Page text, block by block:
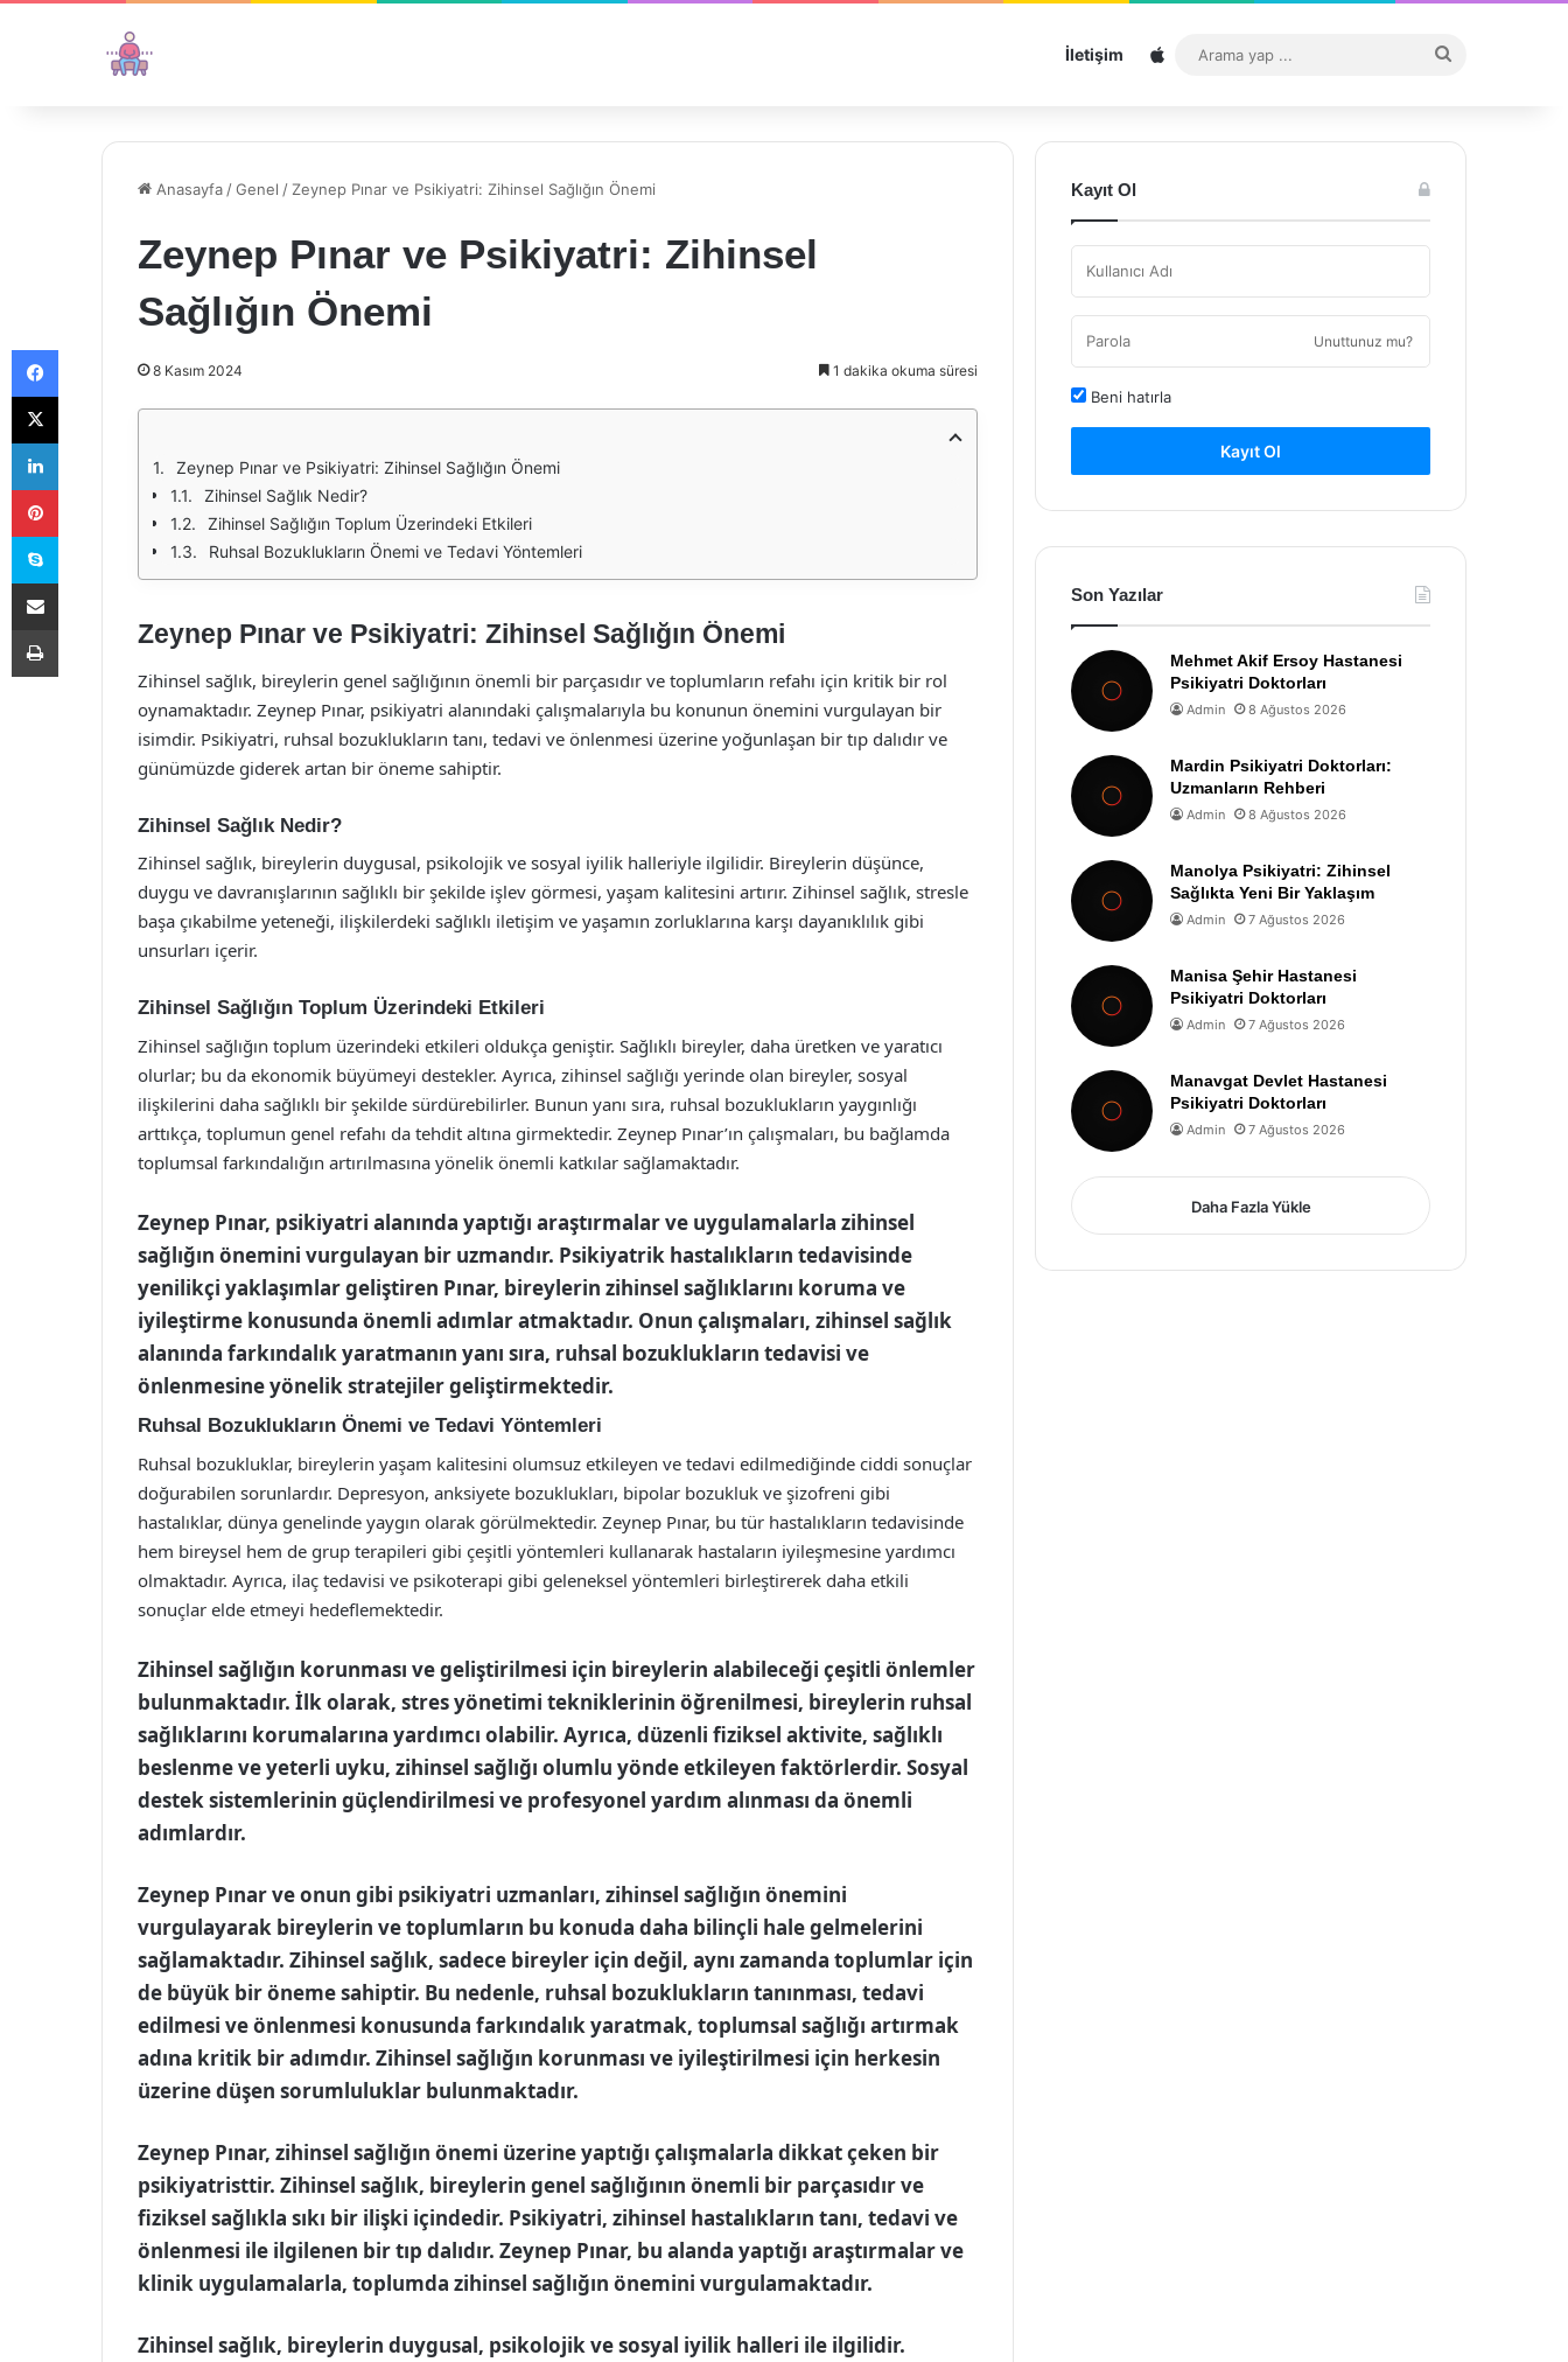
İletişim Sitemap
...
Anasayfa /Genel / Zeynep Pınar ve Psikiyatri: Zihinsel Sağlığın Önemi
Zeynep Pınar ve Psikiyatri: Zihinsel
Sağlığın Önemi
8 Kasım 2024 1 dakika okuma süresi
Zeynep Pınar ve Psikiyatri: Zihinsel Sağlığın Önemi
Zihinsel Sağlık Nedir?
Zihinsel Sağlığın Toplum Üzerindeki Etkileri
Ruhsal Bozuklukların Önemi ve Tedavi Yöntemleri
Zeynep Pınar ve Psikiyatri: Zihinsel Sağlığın Önemi
Zihinsel sağlık, bireylerin genel sağlığının önemli bir parçasıdır ve toplumların refahı için kritik bir rol
oynamaktadır. Zeynep Pınar, psikiyatri alanındaki çalışmalarıyla bu konunun önemini vurgulayan bir
isimdir. Psikiyatri, ruhsal bozuklukların tanı, tedavi ve önlenmesi üzerine yoğunlaşan bir tıp dalıdır ve
günümüzde giderek artan bir öneme sahiptir.
Zihinsel Sağlık Nedir?
Zihinsel sağlık, bireylerin duygusal, psikolojik ve sosyal iyilik halleriyle ilgilidir. Bireylerin düşünce,
duygu ve davranışlarının sağlıklı bir şekilde işlev görmesi, yaşam kalitesini artırır. Zihinsel sağlık, stresle
başa çıkabilme yeteneği, ilişkilerdeki sağlıklı iletişim ve yaşamın zorluklarına karşı dayanıklılık gibi
unsurları içerir.
Zihinsel Sağlığın Toplum Üzerindeki Etkileri
Zihinsel sağlığın toplum üzerindeki etkileri oldukça geniştir. Sağlıklı bireyler, daha üretken ve yaratıcı
olurlar; bu da ekonomik büyümeyi destekler. Ayrıca, zihinsel sağlığı yerinde olan bireyler, sosyal
ilişkilerini daha sağlıklı bir şekilde sürdürebilirler. Bunun yanı sıra, ruhsal bozuklukların yaygınlığı
arttıkça, toplumun genel refahı da tehdit altına girmektedir. Zeynep Pınar’ın çalışmaları, bu bağlamda
toplumsal farkındalığın artırılmasına yönelik önemli katkılar sağlamaktadır.
Zeynep Pınar, psikiyatri alanında yaptığı araştırmalar ve uygulamalarla zihinsel
sağlığın önemini vurgulayan bir uzmandır. Psikiyatrik hastalıkların tedavisinde
yenilikçi yaklaşımlar geliştiren Pınar, bireylerin zihinsel sağlıklarını koruma ve
iyileştirme konusunda önemli adımlar atmaktadır. Onun çalışmaları, zihinsel sağlık
alanında farkındalık yaratmanın yanı sıra, ruhsal bozuklukların tedavisi ve
önlenmesine yönelik stratejiler geliştirmektedir.
Ruhsal Bozuklukların Önemi ve Tedavi Yöntemleri
Ruhsal bozukluklar, bireylerin yaşam kalitesini olumsuz etkileyen ve tedavi edilmediğinde ciddi sonuçlar
doğurabilen sorunlardır. Depresyon, anksiyete bozuklukları, bipolar bozukluk ve şizofreni gibi
hastalıklar, dünya genelinde yaygın olarak görülmektedir. Zeynep Pınar, bu tür hastalıkların tedavisinde
hem bireysel hem de grup terapileri gibi çeşitli yöntemleri kullanarak hastaların iyileşmesine yardımcı
olmaktadır. Ayrıca, ilaç tedavisi ve psikoterapi gibi geleneksel yöntemleri birleştirerek daha etkili
sonuçlar elde etmeyi hedeflemektedir.
Zihinsel sağlığın korunması ve geliştirilmesi için bireylerin alabileceği çeşitli önlemler
bulunmaktadır. İlk olarak, stres yönetimi tekniklerinin öğrenilmesi, bireylerin ruhsal
sağlıklarını korumalarına yardımcı olabilir. Ayrıca, düzenli fiziksel aktivite, sağlıklı
beslenme ve yeterli uyku, zihinsel sağlığı olumlu yönde etkileyen faktörlerdir. Sosyal
destek sistemlerinin güçlendirilmesi ve profesyonel yardım alınması da önemli
adımlardır.
Zeynep Pınar ve onun gibi psikiyatri uzmanları, zihinsel sağlığın önemini
vurgulayarak bireylerin ve toplumların bu konuda daha bilinçli hale gelmelerini
sağlamaktadır. Zihinsel sağlık, sadece bireyler için değil, aynı zamanda toplumlar için
de büyük bir öneme sahiptir. Bu nedenle, ruhsal bozuklukların tanınması, tedavi
edilmesi ve önlenmesi konusunda farkındalık yaratmak, toplumsal sağlığı artırmak
adına kritik bir adımdır. Zihinsel sağlığın korunması ve iyileştirilmesi için herkesin
üzerine düşen sorumluluklar bulunmaktadır.
Zeynep Pınar, zihinsel sağlığın önemi üzerine yaptığı çalışmalarla dikkat çeken bir
psikiyatristtir. Zihinsel sağlık, bireylerin genel sağlığının önemli bir parçasıdır ve
fiziksel sağlıkla sıkı bir ilişki içindedir. Psikiyatri, zihinsel hastalıkların tanı, tedavi ve
önlenmesi ile ilgilenen bir tıp dalıdır. Zeynep Pınar, bu alanda yaptığı araştırmalar ve
klinik uygulamalarla, toplumda zihinsel sağlığın önemini vurgulamaktadır.
Zihinsel sağlık, bireylerin duygusal, psikolojik ve sosyal iyilik halleri ile ilgilidir.
Kayıt Ol
Unuttunuz mu?
Beni hatırla
Kayıt Ol
Son Yazılar
Mehmet Akif Ersoy Hastanesi
Psikiyatri Doktorları
Admin 8 Ağustos 2026
Mardin Psikiyatri Doktorları:
Uzmanların Rehberi
Admin 8 Ağustos 2026
Manolya Psikiyatri: Zihinsel
Sağlıkta Yeni Bir Yaklaşım
Admin 7 Ağustos 2026
Manisa Şehir Hastanesi
Psikiyatri Doktorları
Admin 7 Ağustos 2026
Manavgat Devlet Hastanesi
Psikiyatri Doktorları
Admin 7 Ağustos 2026
Daha Fazla Yükle
Facebook
X
LinkedIn
Pinterest
Skype
E-Posta ile paylaş